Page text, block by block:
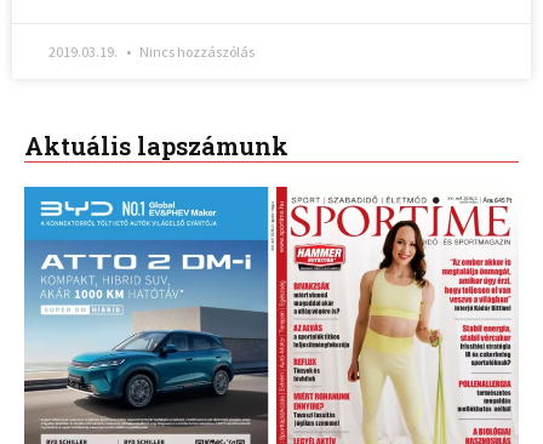
2019.03.19. Nincs hozzászólás
Aktuális lapszámunk